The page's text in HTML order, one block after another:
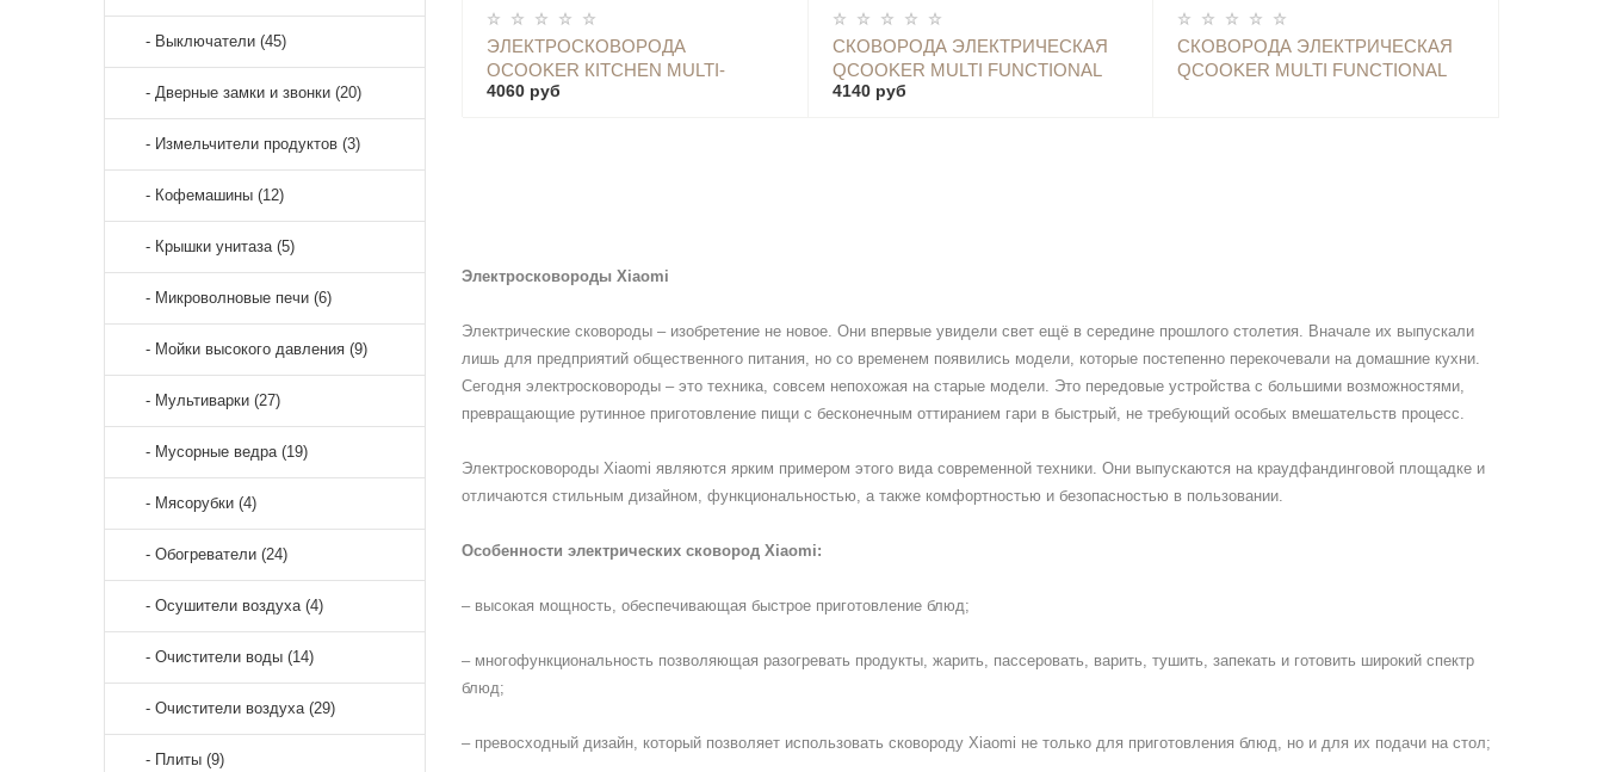
- Выключатели (45)
- Дверные замки и звонки (20)
- Измельчители продуктов (3)
- Кофемашины (12)
- Крышки унитаза (5)
- Микроволновые печи (6)
- Мойки высокого давления (9)
- Мультиварки (27)
- Мусорные ведра (19)
- Мясорубки (4)
- Обогреватели (24)
- Осушители воздуха (4)
- Очистители воды (14)
- Очистители воздуха (29)
- Плиты (9)
ЭЛЕКТРОСКОВОРОДА
OCOOKER КITCHEN MULTI-
FUNCTIONAL HOT POT
4060 руб
ОПОВЕСТИТЬ
СКОВОРОДА ЭЛЕКТРИЧЕСКАЯ
QCOOKER MULTI FUNCTIONAL
HOUSEHOLD HOT POT - CR-HG03
4140 руб
ОПОВЕСТИТЬ
СКОВОРОДА ЭЛЕКТРИЧЕСКАЯ
QCOOKER MULTI FUNCTIONAL
ОПОВЕСТИТЬ
Электросковороды Xiaomi
Электрические сковороды – изобретение не новое. Они впервые увидели свет ещё в середине прошлого столетия. Вначале их выпускали
лишь для предприятий общественного питания, но со временем появились модели, которые постепенно перекочевали на домашние кухни.
Сегодня электросковороды – это техника, совсем непохожая на старые модели. Это передовые устройства с большими возможностями,
превращающие рутинное приготовление пищи с бесконечным оттиранием гари в быстрый, не требующий особых вмешательств процесс.
Электросковороды Xiaomi являются ярким примером этого вида современной техники. Они выпускаются на краудфандинговой площадке и
отличаются стильным дизайном, функциональностью, а также комфортностью и безопасностью в пользовании.
Особенности электрических сковород Xiaomi:
– высокая мощность, обеспечивающая быстрое приготовление блюд;
– многофункциональность позволяющая разогревать продукты, жарить, пассеровать, варить, тушить, запекать и готовить широкий спектр
блюд;
– превосходный дизайн, который позволяет использовать сковороду Xiaomi не только для приготовления блюд, но и для их подачи на стол;